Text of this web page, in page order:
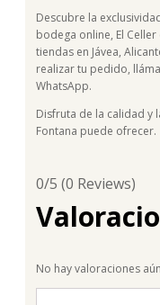
Descubre la
bodega online, El
tiendas en Jávea,
realizar tu pedido,
WhatsApp.
Disfruta de la calidad y
Fontana puede ofrecer.
0/5 (0 Reviews)
No hay valoraciones